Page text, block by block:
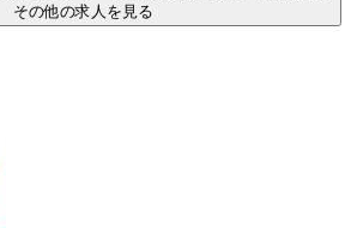
その他の求人を見る